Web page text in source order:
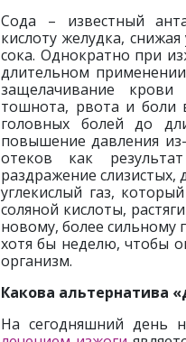
Сода – известный
кислоту желудка,
сока. Однократно при
длительном
защелачивание
тошнота, рвота и боли
головных болей до
повышение давления
отеков как
раздражение слизистых,
углекислый газ,
соляной кислоты,
новому, более сильному
хотя бы неделю, чтобы
организм.
Какова альтернатива
На сегодняшний день